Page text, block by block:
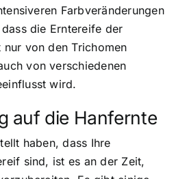
Farbveränderungen
die Erntereife der
von den Trichomen
von verschiedenen
wird.
auf die Hanfernte
haben, dass Ihre
sind, ist es an der Zeit,